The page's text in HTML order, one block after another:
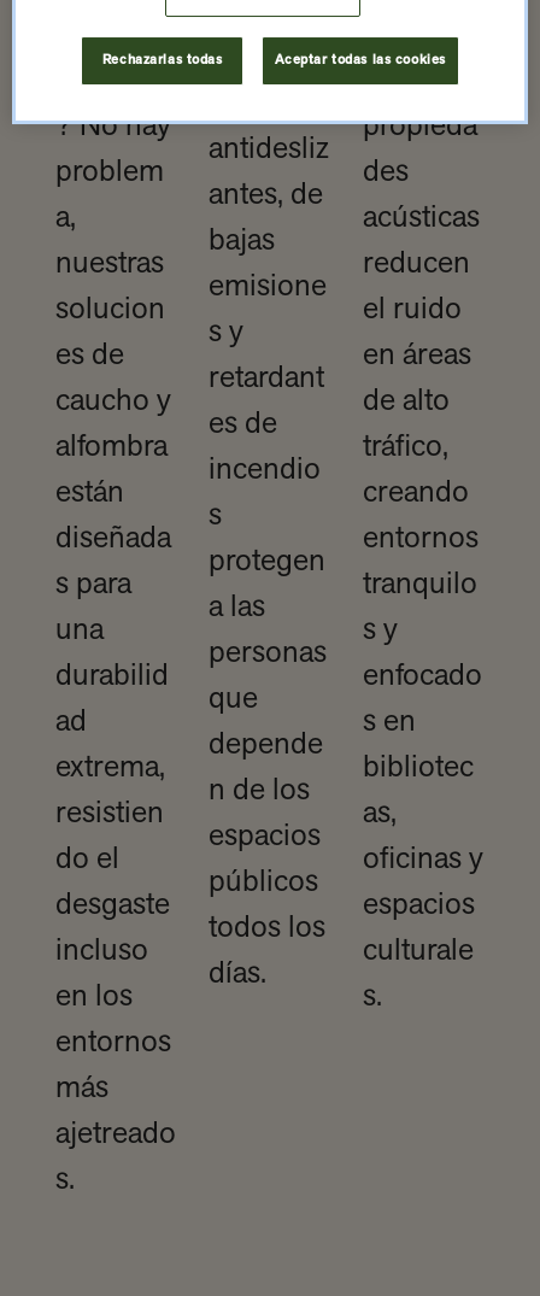
tráfico
peatonal
? No hay
problem
a,
nuestras
solucion
es de
caucho y
alfombra
están
diseñada
s para
una
durabilid
ad
extrema,
resistien
do el
desgaste
incluso
en los
entornos
más
ajetreado
s.
Nuestros
antidesliz
antes, de
bajas
emisione
s y
retardant
es de
incendio
s
protegen
a las
personas
que
depende
n de los
espacios
públicos
todos los
días.
excelente
s
propieda
des
acústicas
reducen
el ruido
en áreas
de alto
tráfico,
creando
entornos
tranquilo
s y
enfocado
s en
bibliotec
as,
oficinas y
espacios
culturale
s.
Rechazarlas todas Aceptar todas las cookies